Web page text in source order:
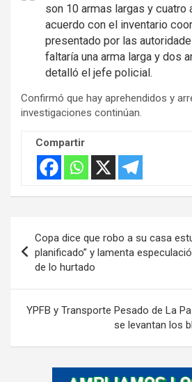
son 10 armas largas y cuatro
acuerdo con el inventario
presentado por las
faltaría una arma larga y dos
detalló el jefe policial.
Confirmó que hay aprehendidos y
investigaciones continúan.
Compartir
de
entradas
Copa dice que robo a su casa
planificado” y lamenta
de lo hurtado
YPFB y Transporte Pesado de La
se levantan los